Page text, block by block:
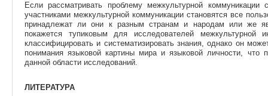
Если рассматривать проблему межкультурной коммуникации
участниками межкультурной коммуникации становятся все
принадлежат ли они к разным странам и народам или же
покажется тупиковым для исследователей
классифицировать и систематизировать знания, однако он
понимания языковой картины мира и языковой личности,
данной области исследований.
ЛИТЕРАТУРА